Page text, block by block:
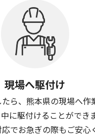
現場へ駆付け
ら、熊本県の現場へ作
に駆付けることができ
でお急ぎの際もご安心